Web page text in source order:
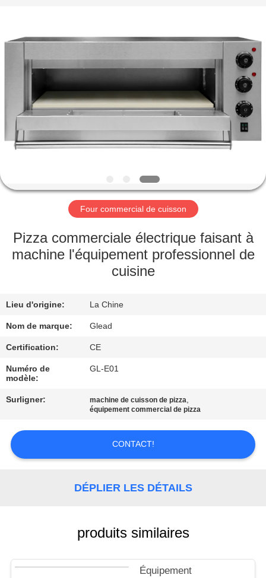
MAISON
PRODUITS
VIDÉOS
SPECTACLE
VR
PROPOS
DE
NOUS
VISITE
DE
L'USINE
CONTRÔLE
NOUVELLES
All
Four commercial de cuisson
Pizza commerciale électrique faisant à
machine l'équipement professionnel de
cuisine
Lieu d'origine: La Chine
Nom de marque: Glead
Certification: CE
Numéro de
modèle:
GL-E01
Surligner: machine de cuisson de pizza,
équipement commercial de pizza
CONTACT!
DÉPLIER LES DÉTAILS
produits similaires
Équipement